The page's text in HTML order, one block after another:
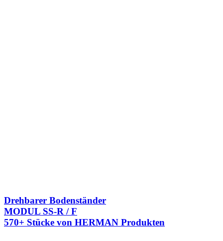
Drehbarer Bodenständer
MODUL SS-R / F
570+ Stücke von HERMAN Produkten